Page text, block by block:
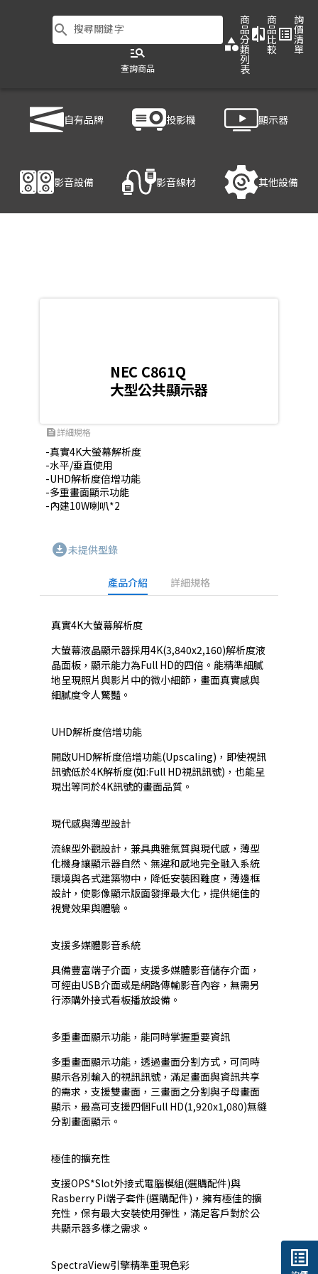
search 搜尋關鍵字
manage_search
查詢商品
category
商
品
分
類
列
表
compare
商
品
比
較
list_alt
詢
價
清
單
自有品牌 投影機 顯示器
影音設備 影音線材 其他設備
產品細節
NEC C861Q
大型公共顯示器
feed詳細規格
-真實4K大螢幕解析度
-水平/垂直使用
-UHD解析度倍增功能
-多重畫面顯示功能
-內建10W喇叭*2
download_for_offline未提供型錄
產品介紹 詳細規格
真實4K大螢幕解析度
大螢幕液晶顯示器採用4K(3,840x2,160)解析度液
晶面板，顯示能力為Full HD的四倍。能精準細膩
地呈現照片與影片中的微小細節，畫面真實感與
細膩度令人驚豔。
UHD解析度倍增功能
開啟UHD解析度倍增功能(Upscaling)，即使視訊
訊號低於4K解析度(如:Full HD視訊訊號)，也能呈
現出等同於4K訊號的畫面品質。
現代感與薄型設計
流線型外觀設計，兼具典雅氣質與現代感，薄型
化機身讓顯示器自然、無違和感地完全融入系統
環境與各式建築物中，降低安裝困難度，薄邊框
設計，使影像顯示版面發揮最大化，提供絕佳的
視覺效果與體驗。
支援多媒體影音系統
具備豐富端子介面，支援多媒體影音儲存介面，
可經由USB介面或是網路傳輸影音內容，無需另
行添購外接式看板播放設備。
多重畫面顯示功能，能同時掌握重要資訊
多重畫面顯示功能，透過畫面分割方式，可同時
顯示各別輸入的視訊訊號，滿足畫面與資訊共享
的需求，支援雙畫面，三畫面之分割與子母畫面
顯示，最高可支援四個Full HD(1,920x1,080)無縫
分割畫面顯示。
極佳的擴充性
支援OPS*Slot外接式電腦模組(選購配件)與
Rasberry Pi端子套件(選購配件)，擁有極佳的擴
充性，保有最大安裝使用彈性，滿足客戶對於公
共顯示器多樣之需求。
SpectraView引擎精準重現色彩 list_alt